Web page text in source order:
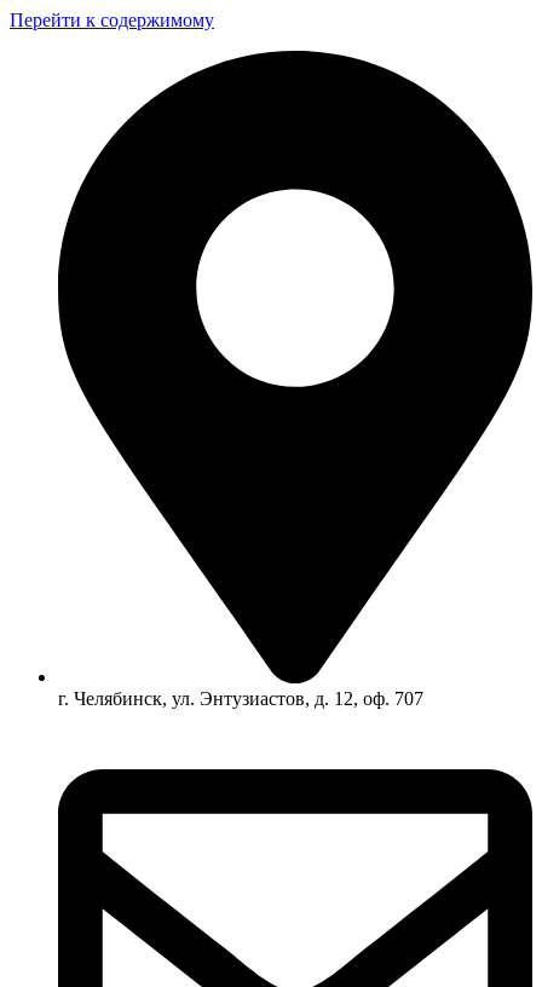
Перейти к содержимому
г. Челябинск, ул. Энтузиастов, д. 12, оф. 707